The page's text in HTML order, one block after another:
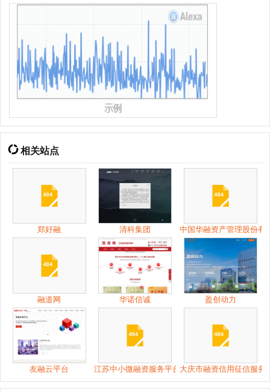
相关站点
郑好融 清科集团 中国华融资产管理股份有
融道网 华诺信诚 盈创动力
友融云平台 江苏中小微融资服务平台 大庆市融资信用征信服务